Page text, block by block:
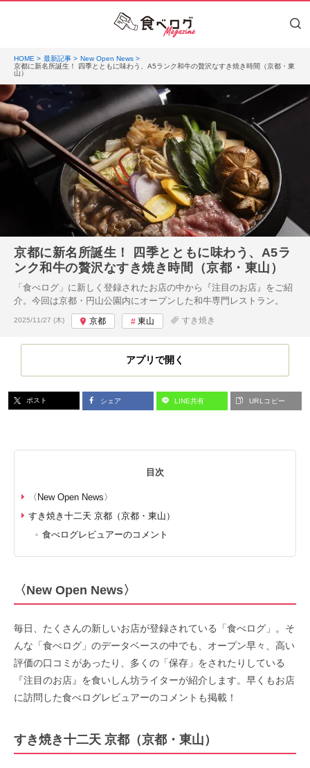
HOME 最新記事
New Open News
京都に新名所誕生！ 四季とともに味わう、A5ランク和牛の贅沢なすき焼き時間（京都・東
山）
京都に新名所誕生！ 四季とともに味わう、A5ラ
ンク和牛の贅沢なすき焼き時間（京都・東山）
「食べログ」に新しく登録されたお店の中から『注目のお店』をご紹
介。今回は京都・円山公園内にオープンした和牛専門レストラン。
投稿日:
2025/11/27 (木) 京都 東山 すき焼き
アプリで開く
ポスト シェア LINE共有 URLコピー
目次
〈New Open News〉
すき焼き十二天 京都（京都・東山）
食べログレビュアーのコメント
〈New Open News〉
毎日、たくさんの新しいお店が登録されている「食べログ」。そ
んな「食べログ」のデータベースの中でも、オープン早々、高い
評価の口コミがあったり、多くの「保存」をされたりしている
『注目のお店』を食いしん坊ライターが紹介します。早くもお店
に訪問した食べログレビュアーのコメントも掲載！
すき焼き十二天 京都（京都・東山）